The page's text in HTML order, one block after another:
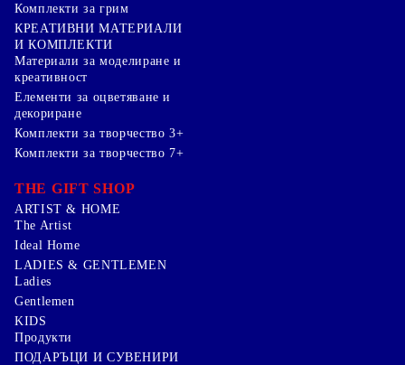
Комплекти за грим
КРЕАТИВНИ МАТЕРИАЛИ
И КОМПЛЕКТИ
Mатериали за моделиране и
креативност
Елементи за оцветяване и
декориране
Комплекти за творчество 3+
Комплекти за творчество 7+
THE GIFT SHOP
ARTIST & HOME
The Artist
Ideal Home
LADIES & GENTLEMEN
Ladies
Gentlemen
KIDS
Продукти
ПОДАРЪЦИ И СУВЕНИРИ